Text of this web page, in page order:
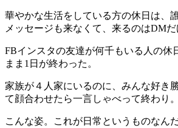
華やかな生活をしている方の休日は、
メッセージも来なくて、来るのはDMだ
FBインスタの友達が何千もいる人の休
まま1日が終わった。
家族が４人家にいるのに、みんな好き
て顔合わせたら一言しゃべって終わり。
こんな姿。これが日常というものなん